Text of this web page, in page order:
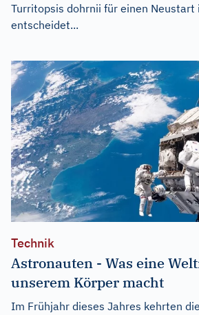
Turritopsis dohrnii für einen Neustart
entscheidet...
Technik
Astronauten - Was eine
unserem Körper macht
Im Frühjahr dieses Jahres kehrten